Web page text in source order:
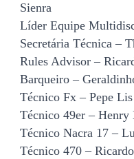
Sienra
Líder Equipe
Secretária Técnica –
Rules Advisor –
Barqueiro –
Técnico Fx – Pepe Lis
Técnico 49er – Henry
Técnico Nacra 17 –
Técnico 470 –